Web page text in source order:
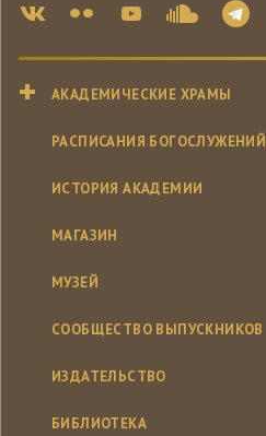
АКАДЕМИЧЕСКИЕ ХРАМЫ
РАСПИСАНИЯ БОГОСЛУЖЕНИЙ
ИСТОРИЯ АКАДЕМИИ
МАГАЗИН
МУЗЕЙ
СООБЩЕСТВО ВЫПУСКНИКОВ
ИЗДАТЕЛЬСТВО
БИБЛИОТЕКА